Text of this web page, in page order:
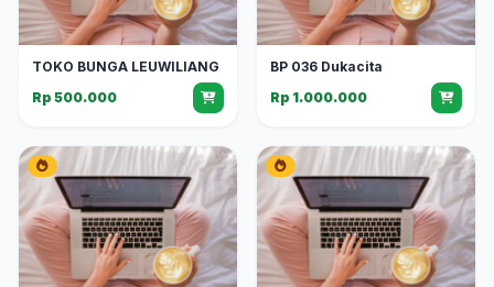
TOKO BUNGA LEUWILIANG
Rp 500.000
BP 036 Dukacita
Rp 1.000.000